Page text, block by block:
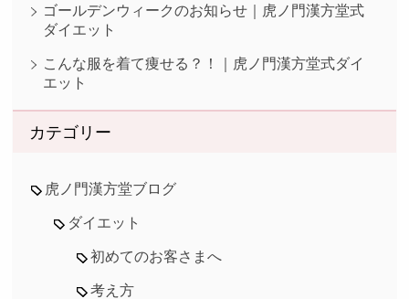
ゴールデンウィークのお知らせ｜虎ノ門漢方堂式
ダイエット
こんな服を着て痩せる？！｜虎ノ門漢方堂式ダイ
エット
カテゴリー
虎ノ門漢方堂ブログ
ダイエット
初めてのお客さまへ
考え方